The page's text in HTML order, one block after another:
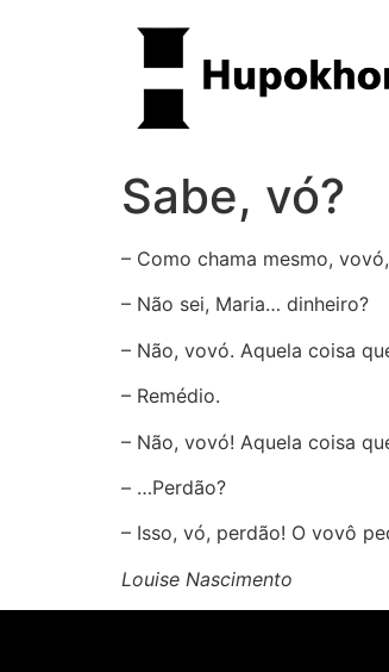
Sabe, vó?
– Como chama mesmo,
– Não sei, Maria… dinheiro?
– Não, vovó. Aquela coisa
– Remédio.
– Não, vovó! Aquela coisa
– …Perdão?
– Isso, vó, perdão! O vovô
Louise Nascimento